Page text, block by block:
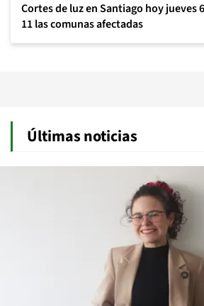
Cortes de luz en Santiago hoy jueves
11 las comunas afectadas
Últimas noticias